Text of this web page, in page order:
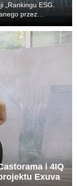
„Rankingu ESG.
przez
65 n...
i 4IQ
Exuva